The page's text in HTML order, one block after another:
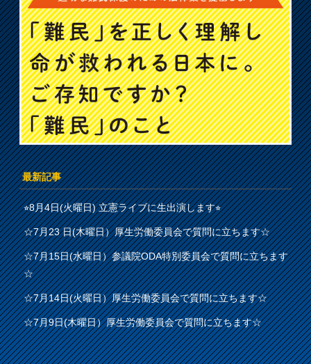
最新記事
⭐︎8月4日(火曜日) 立憲ライブに生出演します⭐︎
☆7月23 日(木曜日）厚生労働委員会で質問に立ちます☆
☆7月15日(水曜日）参議院ODA特別委員会で質問に立ちます
☆
☆7月14日(火曜日）厚生労働委員会で質問に立ちます☆
☆7月9日(木曜日）厚生労働委員会で質問に立ちます☆